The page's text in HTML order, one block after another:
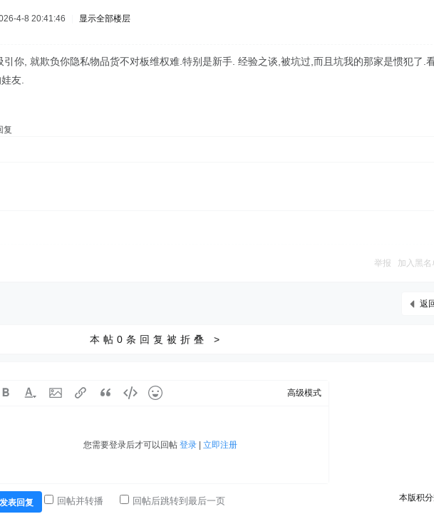
4-8 20:41:46 显示全部楼层
你, 就欺负你隐私物品货不对板维权难.特别是新手. 经验之谈,被坑过,而且坑我的那家是惯犯了.
友.
复
举报 加入黑名
返
本帖0条回复被折叠 >
高级模式
您需要登录后才可以回帖 登录| 立即注册
本版积
发表回复 回帖并转播 回帖后跳转到最后一页